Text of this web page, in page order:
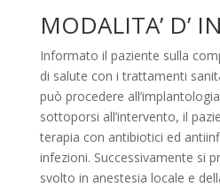
MODALITA’ D’
Informato il paziente sulla
di salute con i trattamenti
può procedere
sottoporsi all’intervento, il
terapia con antibiotici ed
infezioni. Successivamente si
svolto in anestesia locale e